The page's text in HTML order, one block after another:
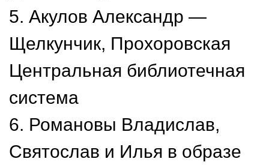
5. Акулов Александр —
Щелкунчик, Прохоровская
Центральная библиотечная
система
6. Романовы Владислав,
Святослав и Илья в образе